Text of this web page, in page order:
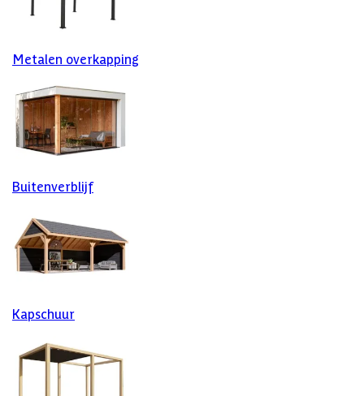
Metalen overkapping
Buitenverblijf
Kapschuur